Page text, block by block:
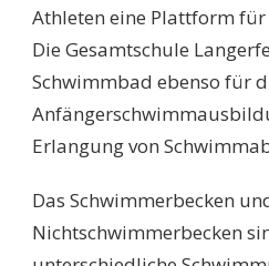
Athleten eine Plattform
Die Gesamtschule
Schwimmbad ebenso für
Erlangung von
Das Schwimmerbecken
Nichtschwimmerbecken